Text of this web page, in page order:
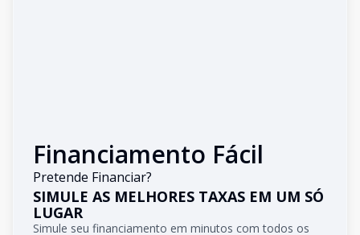
Financiamento Fácil
Pretende Financiar?
SIMULE AS MELHORES TAXAS EM UM SÓ
LUGAR
Simule seu financiamento em minutos com todos os